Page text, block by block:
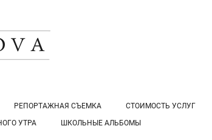
РЕПОРТАЖНАЯ СЪЕМКА СТОИМОСТЬ УСЛУГ
УТРА ШКОЛЬНЫЕ АЛЬБОМЫ